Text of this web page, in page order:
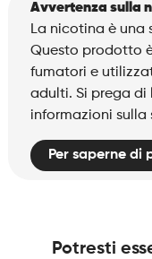
Avvertenza sulla
La nicotina è una
Questo prodotto
fumatori e
adulti. Si prega
informazioni sulla
Per saperne di
Potresti